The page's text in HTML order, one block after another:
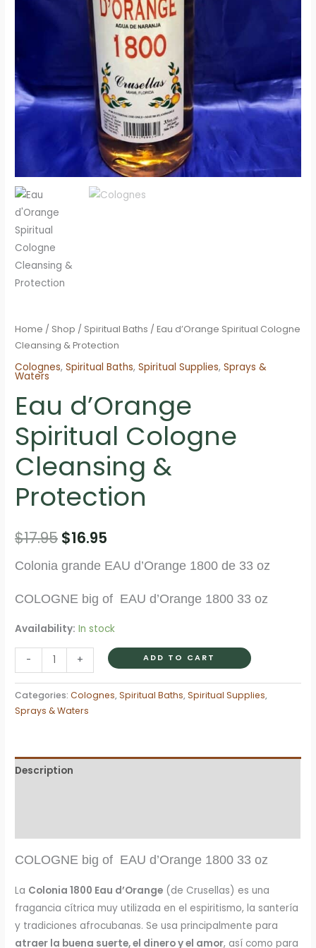
Home / Shop / Spiritual Baths / Eau d’Orange Spiritual Cologne
Cleansing & Protection
Colognes,Spiritual Baths,Spiritual Supplies,Sprays &
Waters
Eau d’Orange
Spiritual Cologne
Cleansing &
Protection
$17.95 Original
price
was:
$16.95
price
is:
Colonia grande EAU d’Orange 1800 de 33 oz
COLOGNE big of EAU d’Orange 1800 33 oz
Availability: In stock
-
Eau
d'Orange
Spiritual
Cologne
Protection
quantity
+ ADD TO CART
Categories:Colognes,Spiritual Baths,Spiritual Supplies,
Sprays & Waters
Description
COLOGNE big of EAU d’Orange 1800 33 oz
La Colonia 1800 Eau d’Orange (de Crusellas) es una
fragancia cítrica muy utilizada en el espiritismo, la santería
y tradiciones afrocubanas. Se usa principalmente para
atraer la buena suerte, el dinero y el amor, así como para